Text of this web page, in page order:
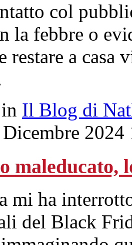
col
la febbre o
restare a casa
Il Blog di
2024
maleducato,
mi ha
del Black